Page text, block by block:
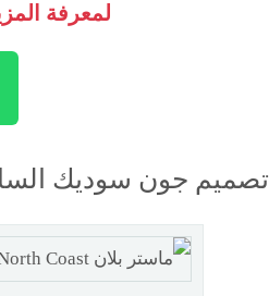
لمعرفة
تصميم جون سوديك